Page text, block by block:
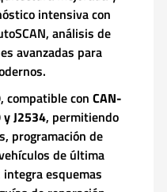
intensiva con
análisis de
avanzadas para
, compatible con CAN-
y J2534, permitiendo
programación de
de última
esquemas